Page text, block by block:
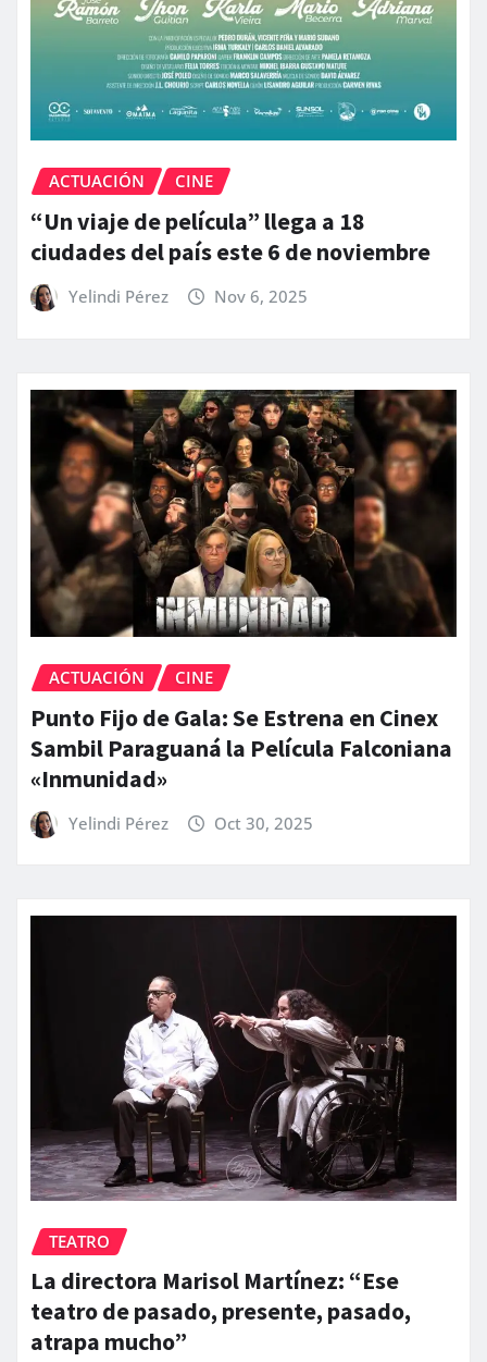
ACTUACIÓN CINE
“Un viaje de película” llega a 18
ciudades del país este 6 de noviembre
Yelindi Pérez Nov 6, 2025
ACTUACIÓN CINE
Punto Fijo de Gala: Se Estrena en Cinex
Sambil Paraguaná la Película Falconiana
«Inmunidad»
Yelindi Pérez Oct 30, 2025
TEATRO
La directora Marisol Martínez: “Ese
teatro de pasado, presente, pasado,
atrapa mucho”